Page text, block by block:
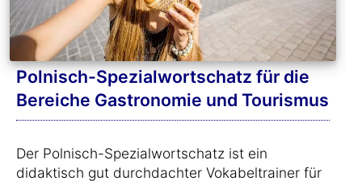
Polnisch-Spezialwortschatz für die
Bereiche Gastronomie und Tourismus
Der Polnisch-Spezialwortschatz ist ein
didaktisch gut durchdachter Vokabeltrainer für